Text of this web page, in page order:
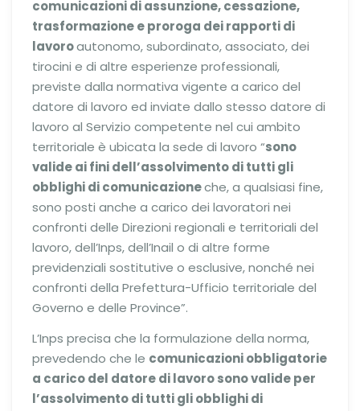
comunicazioni di assunzione, cessazione,
trasformazione e proroga dei rapporti di
lavoroautonomo, subordinato, associato, dei
tirocini e di altre esperienze professionali,
previste dalla normativa vigente a carico del
datore di lavoro ed inviate dallo stesso datore di
lavoro al Servizio competente nel cui ambito
territoriale è ubicata la sede di lavoro “sono
valide ai fini dell’assolvimento di tutti gli
obblighi di comunicazioneche, a qualsiasi fine,
sono posti anche a carico dei lavoratori nei
confronti delle Direzioni regionali e territoriali del
lavoro, dell’Inps, dell’Inail o di altre forme
previdenziali sostitutive o esclusive, nonché nei
confronti della Prefettura-Ufficio territoriale del
Governo e delle Province”.
L’Inps precisa che la formulazione della norma,
prevedendo che le comunicazioni obbligatorie
a carico del datore di lavoro sono valide per
l’assolvimento di tutti gli obblighi di